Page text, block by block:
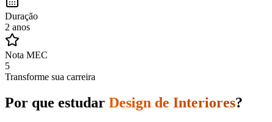
Duração
2 anos
Nota MEC
5
Transforme sua carreira
Por que estudar Design de Interiores?